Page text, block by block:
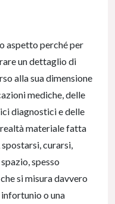
aspetto perché per
un dettaglio di
alla sua dimensione
mediche, delle
diagnostici e delle
materiale fatta
curarsi,
spesso
si misura davvero
infortunio o una